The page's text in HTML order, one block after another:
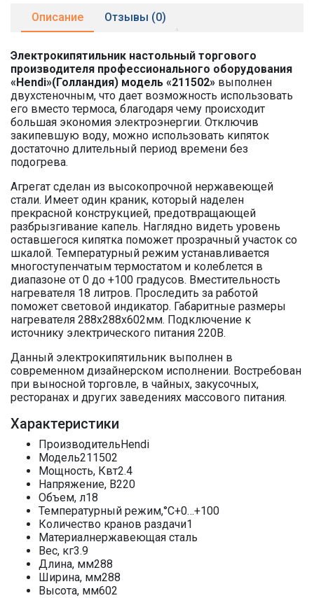
Описание Отзывы (0)
Электрокипятильник настольный торгового
производителя профессионального оборудования
«Hendi»(Голландия) модель «211502» выполнен
двухстеночным, что дает возможность использовать
его вместо термоса, благодаря чему происходит
большая экономия электроэнергии. Отключив
закипевшую воду, можно использовать кипяток
достаточно длительный период времени без
подогрева.
Агрегат сделан из высокопрочной нержавеющей
стали. Имеет один краник, который наделен
прекрасной конструкцией, предотвращающей
разбрызгивание капель. Наглядно видеть уровень
оставшегося кипятка поможет прозрачный участок со
шкалой. Температурный режим устанавливается
многоступенчатым термостатом и колеблется в
диапазоне от 0 до +100 градусов. Вместительность
нагревателя 18 литров. Проследить за работой
поможет световой индикатор. Габаритные размеры
нагревателя 288x288x602мм. Подключение к
источнику электрического питания 220В.
Данный электрокипятильник выполнен в
современном дизайнерском исполнении. Востребован
при выносной торговле, в чайных, закусочных,
ресторанах и других заведениях массового питания.
Характеристики
ПроизводительHendi
Модель211502
Мощность, Квт2.4
Напряжение, В220
Объем, л18
Температурный режим,°С+0…+100
Количество кранов раздачи1
Материалнержавеющая сталь
Вес, кг3.9
Длина, мм288
Ширина, мм288
Высота, мм602